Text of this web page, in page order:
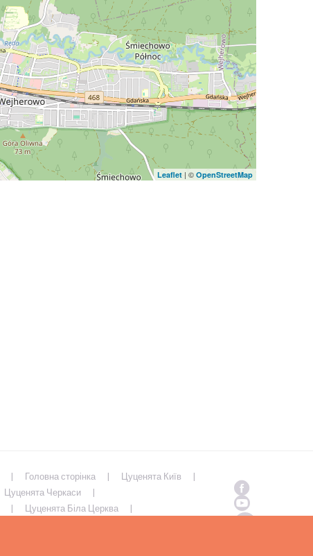
Leaflet | ©OpenStreetMap
Головна сторінка
Цуценята Київ
Цуценята Черкаси
Цуценята Біла Церква